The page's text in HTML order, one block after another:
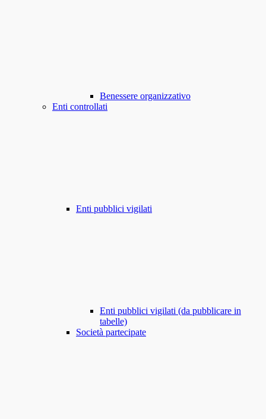
Benessere organizzativo
Enti controllati
Enti pubblici vigilati
Enti pubblici vigilati (da pubblicare in
tabelle)
Società partecipate